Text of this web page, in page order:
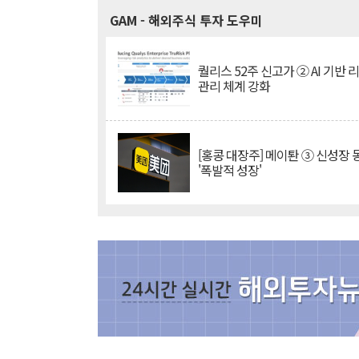
GAM - 해외주식 투자 도우미
퀄리스 52주 신고가 ② AI 기반
관리 체계 강화
[홍콩 대장주] 메이퇀 ③ 신성장
'폭발적 성장'